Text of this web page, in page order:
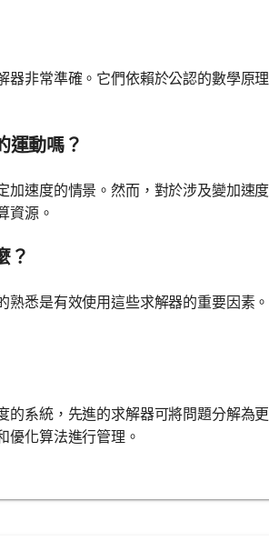
非常準確。它們依賴於公認的數學原
運動嗎？
速度的情景。然而，對於涉及變加速
資源。
？
悉是有效使用這些求解器的重要因素
系統，先進的求解器可將問題分解為
優化算法進行管理。